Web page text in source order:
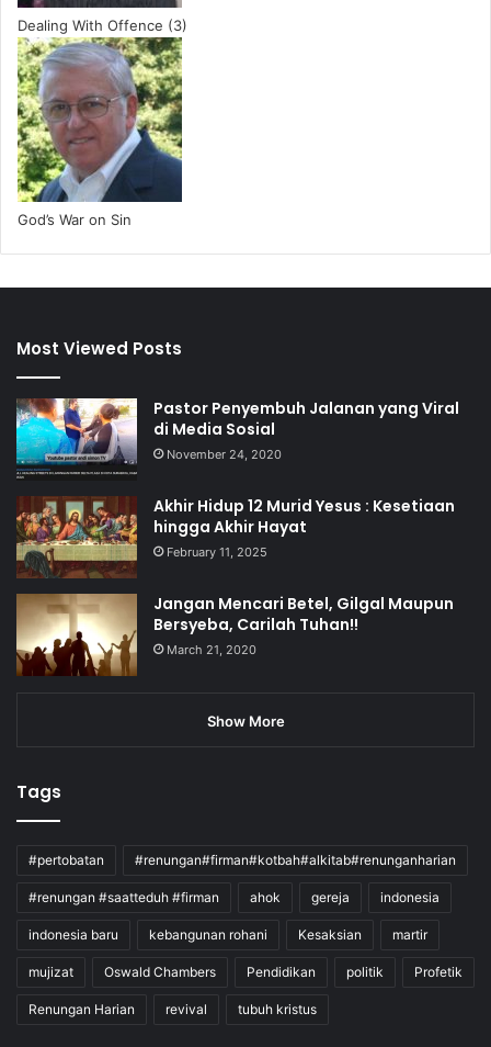
Dealing With Offence (3)
God’s War on Sin
Most Viewed Posts
Pastor Penyembuh Jalanan yang Viral
di Media Sosial
November 24, 2020
Akhir Hidup 12 Murid Yesus : Kesetiaan
hingga Akhir Hayat
February 11, 2025
Jangan Mencari Betel, Gilgal Maupun
Bersyeba, Carilah Tuhan!!
March 21, 2020
Show More
Tags
#pertobatan #renungan#firman#kotbah#alkitab#renunganharian
#renungan #saatteduh #firman ahok gereja indonesia
indonesia baru kebangunan rohani Kesaksian martir
mujizat Oswald Chambers Pendidikan politik Profetik
Renungan Harian revival tubuh kristus